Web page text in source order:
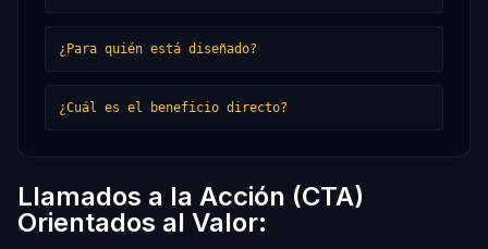
¿Para quién está diseñado?
¿Cuál es el beneficio directo?
Llamados a la Acción (CTA)
Orientados al Valor: